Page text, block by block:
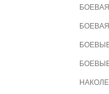
БОЕВАЯ
БОЕВАЯ